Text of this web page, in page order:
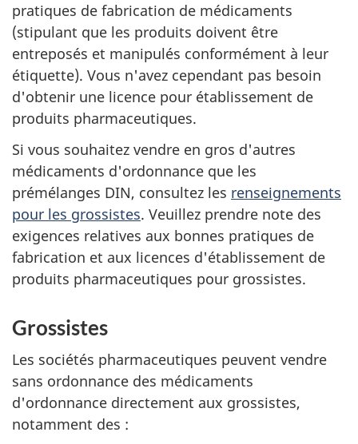
pratiques de fabrication de médicaments
(stipulant que les produits doivent être
entreposés et manipulés conformément à leur
étiquette). Vous n'avez cependant pas besoin
d'obtenir une licence pour établissement de
produits pharmaceutiques.
Si vous souhaitez vendre en gros d'autres
médicaments d'ordonnance que les
prémélanges DIN, consultez les renseignements
pour les grossistes. Veuillez prendre note des
exigences relatives aux bonnes pratiques de
fabrication et aux licences d'établissement de
produits pharmaceutiques pour grossistes.
Grossistes
Les sociétés pharmaceutiques peuvent vendre
sans ordonnance des médicaments
d'ordonnance directement aux grossistes,
notamment des :